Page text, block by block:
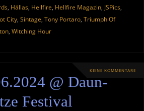
, Hällas, Hellfire, Hellfire Magazin, JSPics,
City, Sintage, Tony Portaro, Triumph Of
, Witching Hour
KEINE KOMMENTARE
@ Daun-
Festival